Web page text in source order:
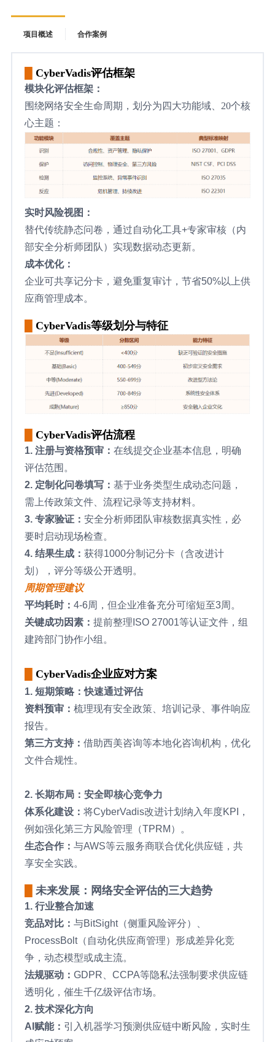
项目概述 合作案例
CyberVadis评估框架
模块化评估框架：
围绕网络安全生命周期，划分为四大功能域、20个核
心主题：
实时风险视图：
替代传统静态问卷，通过自动化工具+专家审核（内
部安全分析师团队）实现数据动态更新。
成本优化：
企业可共享记分卡，避免重复审计，节省50%以上供
应商管理成本。
CyberVadis等级划分与特征
CyberVadis评估流程
1. 注册与资格预审： 在线提交企业基本信息，明确
评估范围。
2. 定制化问卷填写： 基于业务类型生成动态问题，
需上传政策文件、流程记录等支持材料。
3. 专家验证： 安全分析师团队审核数据真实性，必
要时启动现场检查。
4. 结果生成： 获得1000分制记分卡（含改进计
划），评分等级公开透明。
周期管理建议
平均耗时： 4-6周，但企业准备充分可缩短至3周。
关键成功因素： 提前整理ISO 27001等认证文件，组
建跨部门协作小组。
CyberVadis企业应对方案
1. 短期策略：快速通过评估
资料预审： 梳理现有安全政策、培训记录、事件响应
报告。
第三方支持： 借助西美咨询等本地化咨询机构，优化
文件合规性。
2. 长期布局：安全即核心竞争力
体系化建设： 将CyberVadis改进计划纳入年度KPI，
例如强化第三方风险管理（TPRM）。
生态合作： 与AWS等云服务商联合优化供应链，共
享安全实践。
未来发展：网络安全评估的三大趋势
1. 行业整合加速
竞品对比： 与BitSight（侧重风险评分）、
ProcessBolt（自动化供应商管理）形成差异化竞
争，动态模型或成主流。
法规驱动： GDPR、CCPA等隐私法强制要求供应链
透明化，催生千亿级评估市场。
2. 技术深化方向
AI赋能： 引入机器学习预测供应链中断风险，实时生